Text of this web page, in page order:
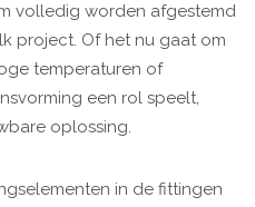
volledig worden afgestemd
project. Of het nu gaat om
temperaturen of
een rol speelt,
oplossing.
in de fittingen